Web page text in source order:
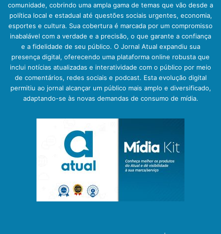
comunidade, cobrindo uma ampla gama de temas que vão desde a
política local e estadual até questões sociais urgentes, economia,
esportes e cultura. Sua cobertura é marcada por um compromisso
inabalável com a verdade e a precisão, o que garante a confiança
e a fidelidade de seu público. O Jornal Atual expandiu sua
presença digital, oferecendo uma plataforma online robusta que
inclui notícias atualizadas e interatividade com o público por meio
de comentários, redes sociais e podcast. Esta evolução digital
permitiu ao jornal alcançar um público mais amplo e diversificado,
adaptando-se às novas demandas de consumo de mídia.